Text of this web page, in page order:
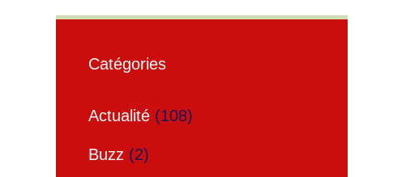
Catégories
Actualité (108)
Buzz (2)